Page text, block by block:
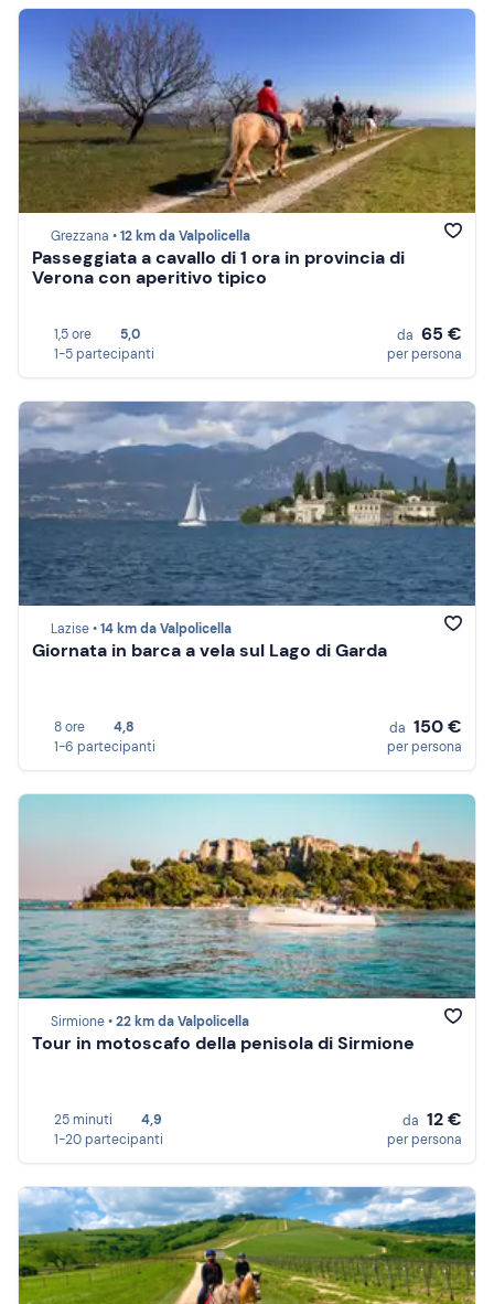
Grezzana •12 km da Valpolicella
Passeggiata a cavallo di 1 ora in provincia di
Verona con aperitivo tipico
1,5 ore
5,0
1-5 partecipanti
da 65 €
per persona
Lazise •14 km da Valpolicella
Giornata in barca a vela sul Lago di Garda
8 ore
4,8
1-6 partecipanti
da 150 €
per persona
Sirmione •22 km da Valpolicella
Tour in motoscafo della penisola di Sirmione
25 minuti
4,9
1-20 partecipanti
da 12 €
per persona